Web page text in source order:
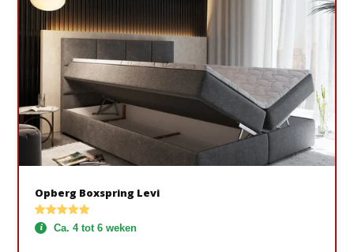
Opberg Boxspring Levi
Ca. 4 tot 6 weken